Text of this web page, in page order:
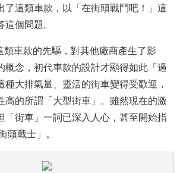
了這類車款，以「在街頭戰鬥吧！」這
個問題。
類車款的先驅，對其他廠商產生了影
概念，初代車款的設計才顯得如此「過
種大排氣量、靈活的街車變得受歡迎，
高的所謂「大型街車」。雖然現在的激
「街車」一詞已深入人心，甚至開始指
頭戰士」。